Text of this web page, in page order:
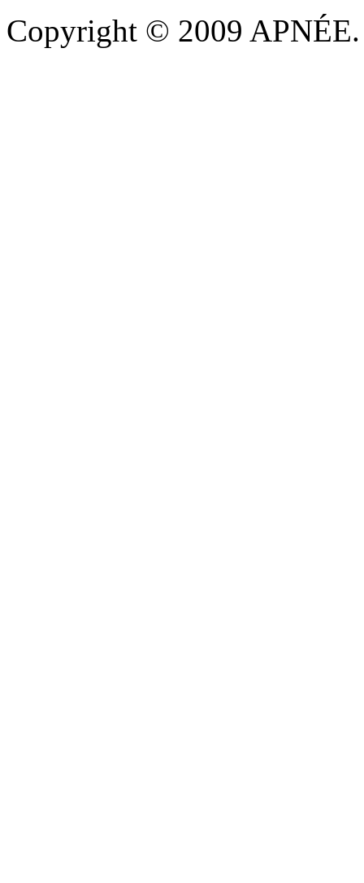
Copyright © 2009 APNÉE.